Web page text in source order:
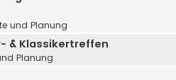
und Planung
& Klassikertreffen
Planung